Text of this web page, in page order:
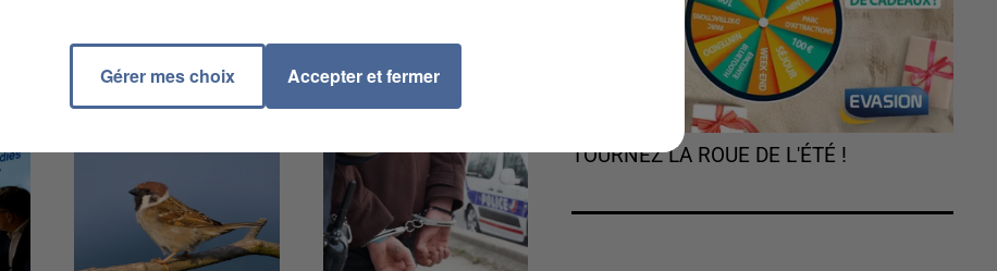
TOURNEZ LA ROUE DE L'ÉTÉ !
Gérer mes choix Accepter et fermer